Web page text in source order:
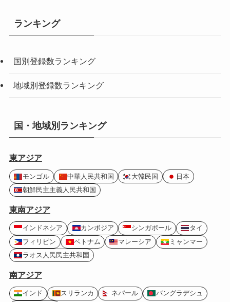
ランキング
国別登録数ランキング
地域別登録数ランキング
国・地域別ランキング
東アジア
モンゴル 中華人民共和国 大韓民国
日本
朝鮮民主主義人民共和国
東南アジア
インドネシア カンボジア シンガポール
タイ
フィリピン
ベトナム マレーシア
ミャンマー
ラオス人民民主共和国
南アジア
インド スリランカ ネパール
バングラデシュ